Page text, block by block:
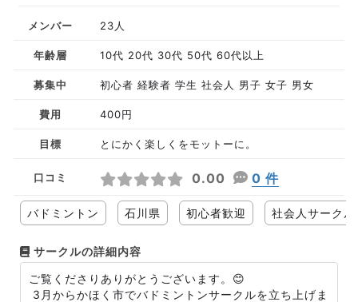
メンバー 23人
年齢層 10代 20代 30代 50代 60代以上
募集中 初心者 経験者 学生 社会人 男子 女子 男女
費用 400円
目標 とにかく楽しくをモットーに。
口コミ 0.00 0 件
バドミントン 石川県 初心者歓迎 社会人サークル
サークルの詳細内容
ご覧くださりありがとうございます。😊
3月からかほく市でバドミントンサークルを立ち上げま